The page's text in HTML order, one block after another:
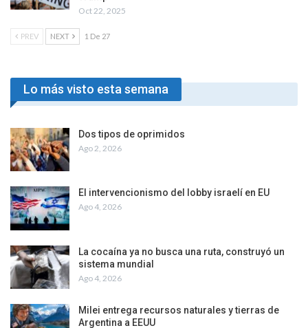
Oct 22, 2025
PREV NEXT 1 De 27
Lo más visto esta semana
Dos tipos de oprimidos
Ago 2, 2026
El intervencionismo del lobby israelí en EU
Ago 4, 2026
La cocaína ya no busca una ruta, construyó un
sistema mundial
Ago 4, 2026
Milei entrega recursos naturales y tierras de
Argentina a EEUU